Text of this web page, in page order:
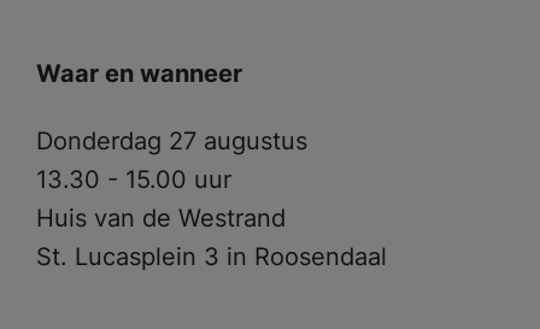
Waar en wanneer
Donderdag 27 augustus
13.30 - 15.00 uur
Huis van de Westrand
St. Lucasplein 3 in Roosendaal